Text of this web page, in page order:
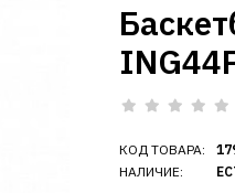
КОД ТОВАРА:
НАЛИЧИЕ: